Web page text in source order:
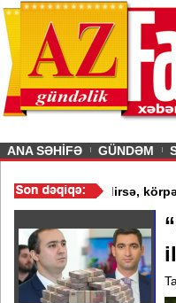
- Nigar
ANA SƏHİFƏ GÜNDƏM
Kazımova/ Ana